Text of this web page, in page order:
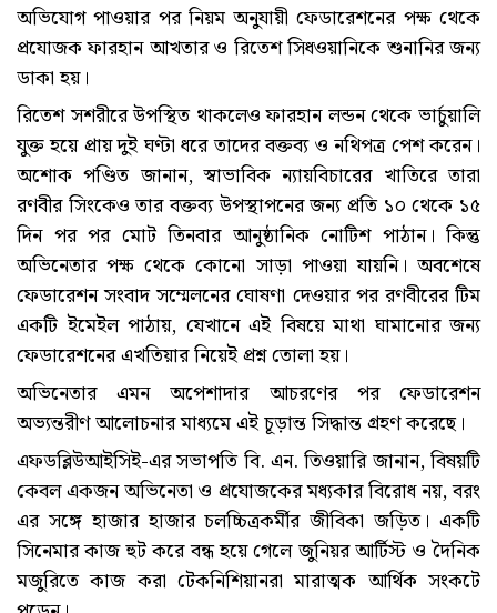
অভিযোগ পাওয়ার পর নিয়ম অনুযায়ী ফেডারেশনের পক্ষ থেকে
প্রযোজক ফারহান আখতার ও রিতেশ সিধওয়ানিকে শুনানির জন্য
ডাকা হয়।
রিতেশ সশরীরে উপস্থিত থাকলেও ফারহান লন্ডন থেকে ভার্চুয়ালি
যুক্ত হয়ে প্রায় দুই ঘণ্টা ধরে তাদের বক্তব্য ও নথিপত্র পেশ করেন।
অশোক পণ্ডিত জানান, স্বাভাবিক ন্যায়বিচারের খাতিরে তারা
রণবীর সিংকেও তার বক্তব্য উপস্থাপনের জন্য প্রতি ১০ থেকে ১৫
দিন পর পর মোট তিনবার আনুষ্ঠানিক নোটিশ পাঠান। কিন্তু
অভিনেতার পক্ষ থেকে কোনো সাড়া পাওয়া যায়নি। অবশেষে
ফেডারেশন সংবাদ সম্মেলনের ঘোষণা দেওয়ার পর রণবীরের টিম
একটি ইমেইল পাঠায়, যেখানে এই বিষয়ে মাথা ঘামানোর জন্য
ফেডারেশনের এখতিয়ার নিয়েই প্রশ্ন তোলা হয়।
অভিনেতার এমন অপেশাদার আচরণের পর ফেডারেশন
অভ্যন্তরীণ আলোচনার মাধ্যমে এই চূড়ান্ত সিদ্ধান্ত গ্রহণ করেছে।
এফডব্লিউআইসিই-এর সভাপতি বি. এন. তিওয়ারি জানান, বিষয়টি
কেবল একজন অভিনেতা ও প্রযোজকের মধ্যকার বিরোধ নয়, বরং
এর সঙ্গে হাজার হাজার চলচ্চিত্রকর্মীর জীবিকা জড়িত। একটি
সিনেমার কাজ হুট করে বন্ধ হয়ে গেলে জুনিয়র আর্টিস্ট ও দৈনিক
মজুরিতে কাজ করা টেকনিশিয়ানরা মারাত্মক আর্থিক সংকটে